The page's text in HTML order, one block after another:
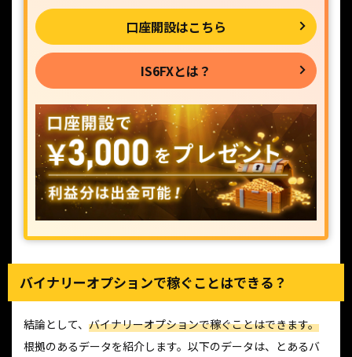
口座開設はこちら
IS6FXとは？
バイナリーオプションで稼ぐことはできる？
結論として、 バイナリーオプションで稼ぐことはできます。
根拠のあるデータを紹介します。以下のデータは、とあるバ